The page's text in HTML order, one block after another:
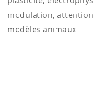
modulation,
modèles animaux